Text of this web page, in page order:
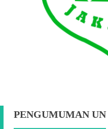
PENGUMUMAN UN